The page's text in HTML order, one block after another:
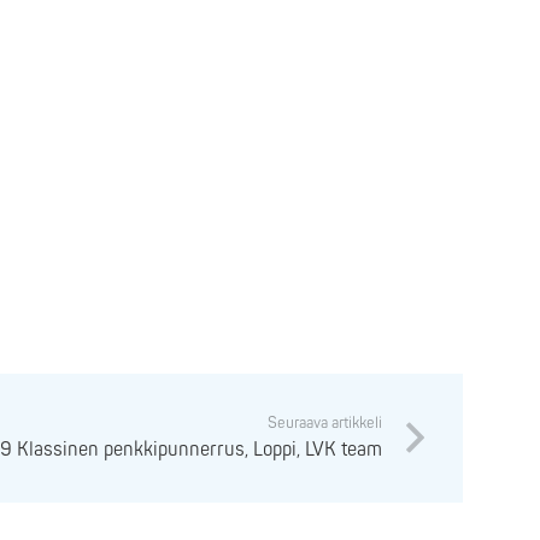
Seuraava artikkeli
Klassinen penkkipunnerrus, Loppi, LVK team